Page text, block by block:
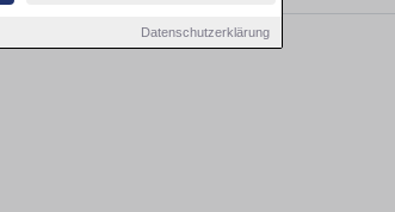
Datenschutzerklärung